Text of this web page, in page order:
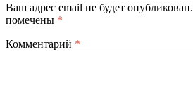
Ваш адрес email не будет опубликован.
помечены *
Комментарий *